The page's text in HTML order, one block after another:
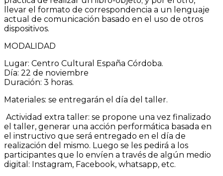
llevar el formato de correspondencia a un lenguaje
actual de comunicación basado en el uso de otros
dispositivos.
MODALIDAD
Lugar: Centro Cultural España Córdoba.
Día: 22 de noviembre
Duración: 3 horas.
Materiales: se entregarán el día del taller.
Actividad extra taller: se propone una vez finalizado
el taller, generar una acción performática basada en
el instructivo que será entregado en el día de
realización del mismo. Luego se les pedirá a los
participantes que lo envíen a través de algún medio
digital: Instagram, Facebook, whatsapp, etc.